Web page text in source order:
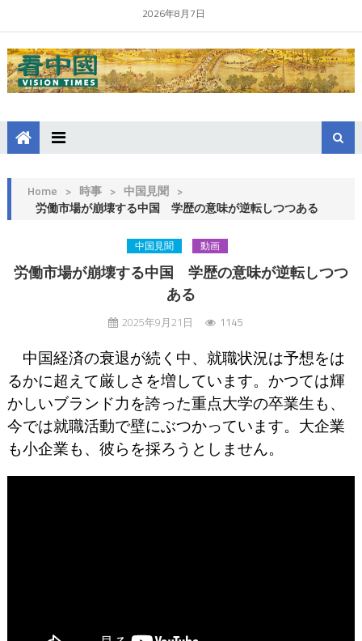
2026年8月7日
Home > 時事 > 中国見聞 >
労働市場が崩壊する中国 学歴の意味が逆転しつつある
中国見聞 動画
労働市場が崩壊する中国 学歴の意味が逆転しつつ
ある
2025年9月21日 1145
中国経済の衰退が続く中、就職状況は予想をは
るかに超えて厳しさを増しています。かつては輝
かしいブランド力を誇った重点大学の卒業生も、
今では就職活動で壁にぶつかっています。大企業
も小企業も、彼らを採ろうとしません。